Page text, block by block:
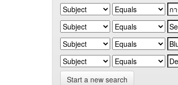
Start a new search